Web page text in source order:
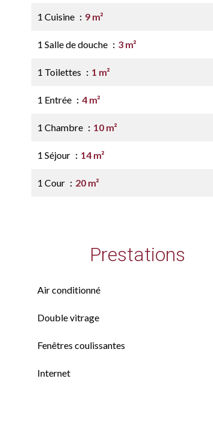
1 Cuisine 9 m²
1 Salle de douche 3 m²
1 Toilettes 1 m²
1 Entrée 4 m²
1 Chambre 10 m²
1 Séjour 14 m²
1 Cour 20 m²
Prestations
Air conditionné
Double vitrage
Fenêtres coulissantes
Internet